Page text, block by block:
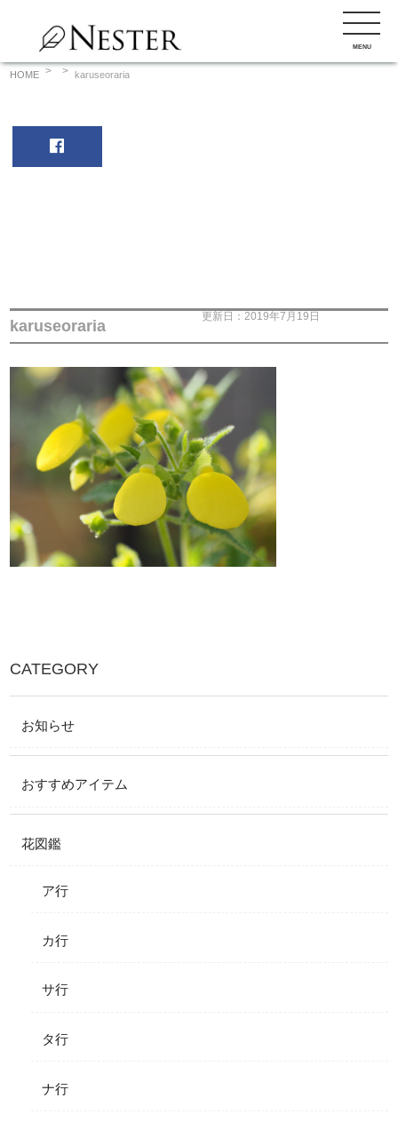
ン
MENU
HOME karuseoraria
更新日：2019年7月19日
karuseoraria
CATEGORY
お知らせ
おすすめアイテム
花図鑑
ア行
カ行
サ行
タ行
ナ行